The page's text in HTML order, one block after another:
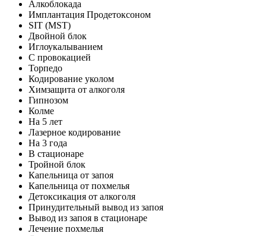
Алкоблокада
Имплантация Продетоксоном
SIT (MST)
Двойной блок
Иглоукалыванием
С провокацией
Торпедо
Кодирование уколом
Химзащита от алкоголя
Гипнозом
Колме
На 5 лет
Лазерное кодирование
На 3 года
В стационаре
Тройной блок
Капельница от запоя
Капельница от похмелья
Детоксикация от алкоголя
Принудительный вывод из запоя
Вывод из запоя в стационаре
Лечение похмелья